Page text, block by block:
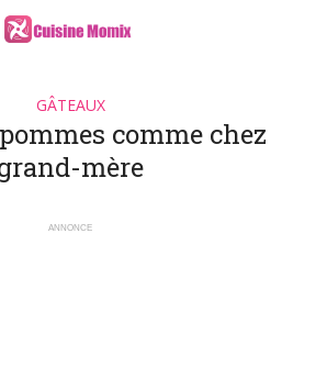
GÂTEAUX
comme chez
mère
ANNONCE